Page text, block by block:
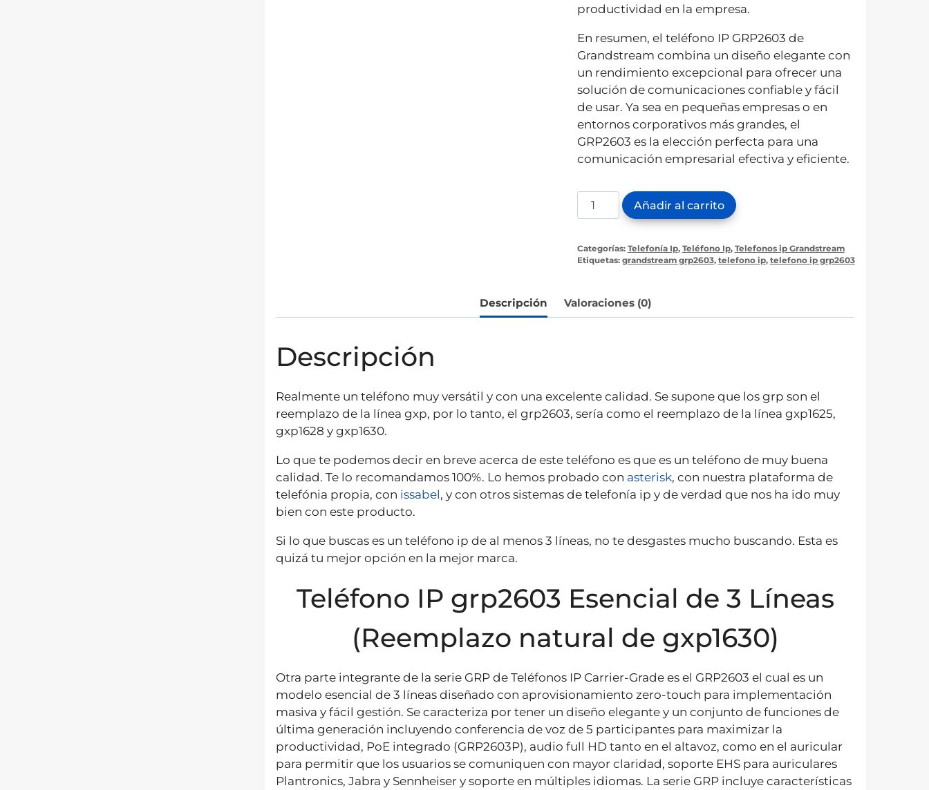
productividad en la empresa.
En resumen, el teléfono IP GRP2603 de
Grandstream combina un diseño elegante con
un rendimiento excepcional para ofrecer una
solución de comunicaciones confiable y fácil
de usar. Ya sea en pequeñas empresas o en
entornos corporativos más grandes, el
GRP2603 es la elección perfecta para una
comunicación empresarial efectiva y eficiente.
Telefono
ip
grp2603
cantidad
Añadir al carrito
Categorías: Telefonía Ip, Teléfono Ip, Telefonos ip Grandstream
Etiquetas: grandstream grp2603, telefono ip, telefono ip grp2603
Descripción Valoraciones (0)
Descripción
Realmente un teléfono muy versátil y con una excelente calidad. Se supone que los grp son el
reemplazo de la línea gxp, por lo tanto, el grp2603, sería como el reemplazo de la línea gxp1625,
gxp1628 y gxp1630.
Lo que te podemos decir en breve acerca de este teléfono es que es un teléfono de muy buena
calidad. Te lo recomandamos 100%. Lo hemos probado con asterisk, con nuestra plataforma de
telefónia propia, con issabel, y con otros sistemas de telefonía ip y de verdad que nos ha ido muy
bien con este producto.
Si lo que buscas es un teléfono ip de al menos 3 líneas, no te desgastes mucho buscando. Esta es
quizá tu mejor opción en la mejor marca.
Teléfono IP grp2603 Esencial de 3 Líneas
(Reemplazo natural de gxp1630)
Otra parte integrante de la serie GRP de Teléfonos IP Carrier-Grade es el GRP2603 el cual es un
modelo esencial de 3 líneas diseñado con aprovisionamiento zero-touch para implementación
masiva y fácil gestión. Se caracteriza por tener un diseño elegante y un conjunto de funciones de
última generación incluyendo conferencia de voz de 5 participantes para maximizar la
productividad, PoE integrado (GRP2603P), audio full HD tanto en el altavoz, como en el auricular
para permitir que los usuarios se comuniquen con mayor claridad, soporte EHS para auriculares
Plantronics, Jabra y Sennheiser y soporte en múltiples idiomas. La serie GRP incluye características